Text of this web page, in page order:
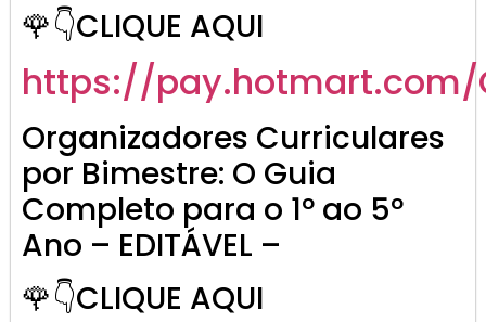
🌹👇CLIQUE AQUI
https://pay.hotmart.com/
Organizadores Curriculares
por Bimestre: O Guia
Completo para o 1º ao 5º
Ano – EDITÁVEL –
🌹👇CLIQUE AQUI